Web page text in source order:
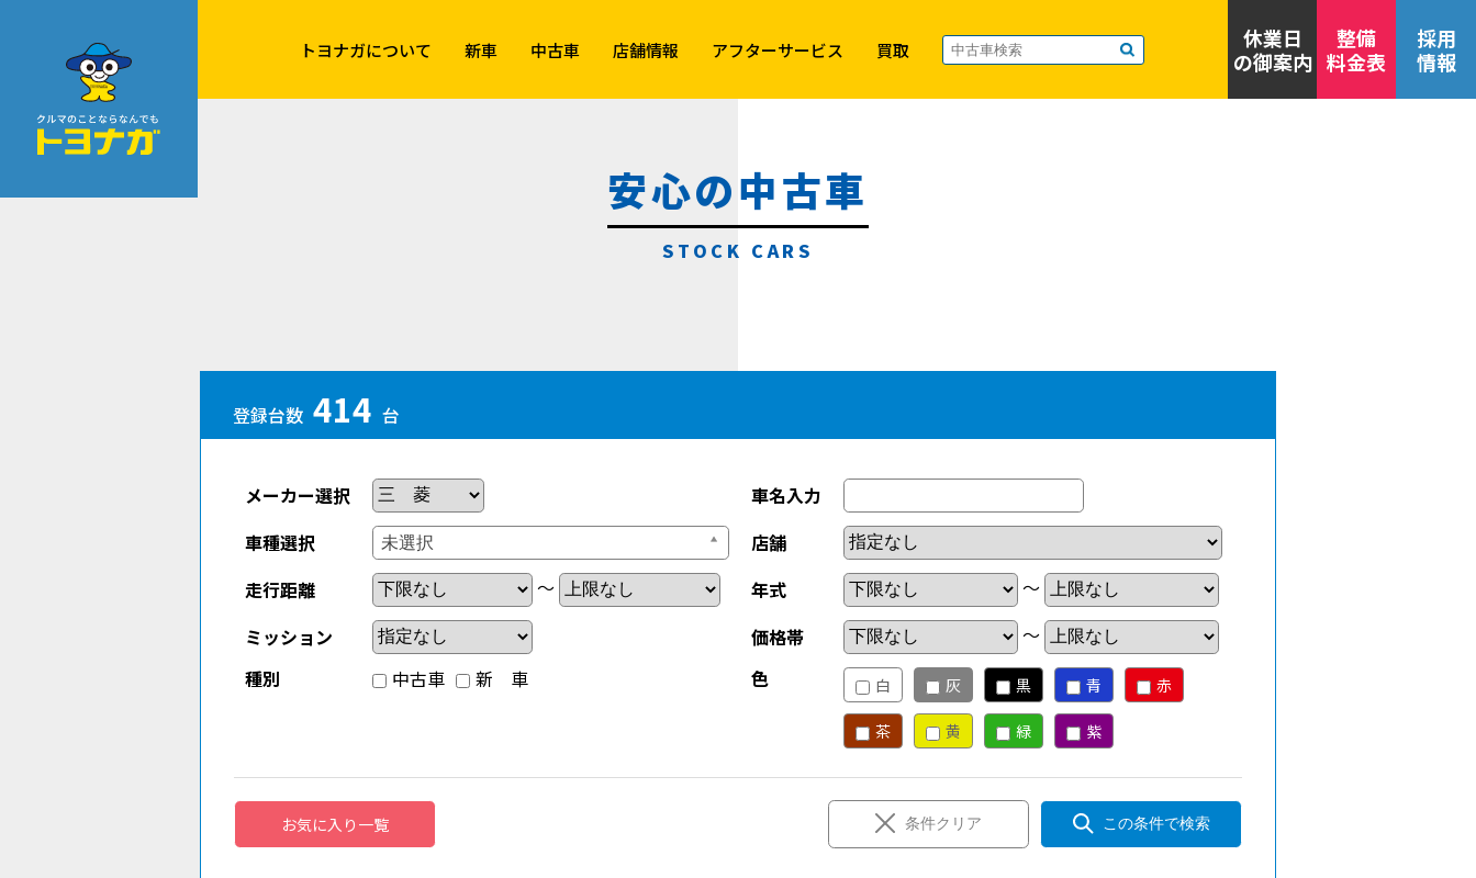
トヨナガについて 新車 中古車 店舗情報 アフターサービス 買取
休業日
の御案内
整備
料金表
採用
情報
安心の中古車
登録台数 414 台
メーカー選択
車名入力
車種選択
店舗
走行距離
～ 年式
～
ミッション
価格帯
～
種別
中古車 新 車 色 白 灰 黒 青 赤
茶 黄 緑 紫
条件クリア この条件で検索
お気に入り一覧